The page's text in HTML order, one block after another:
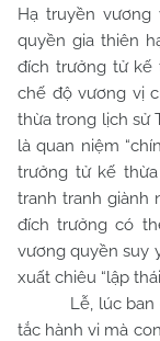
Hạ truyền
quyền gia thiên
đích trưởng tử kế
chế độ vương vị
thừa trong lịch sử
là quan niệm
trưởng tử kế
tranh tranh giành
đích trưởng có
vương quyền suy
xuất chiêu “lập thái
Lễ, lúc ban
tắc hành vi mà